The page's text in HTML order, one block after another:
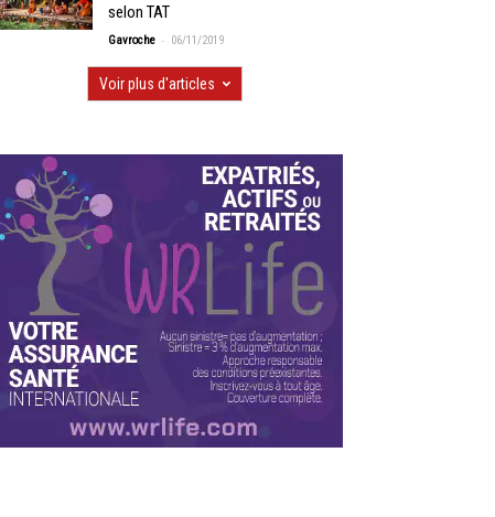
selon TAT
Gavroche - 06/11/2019
Voir plus d'articles